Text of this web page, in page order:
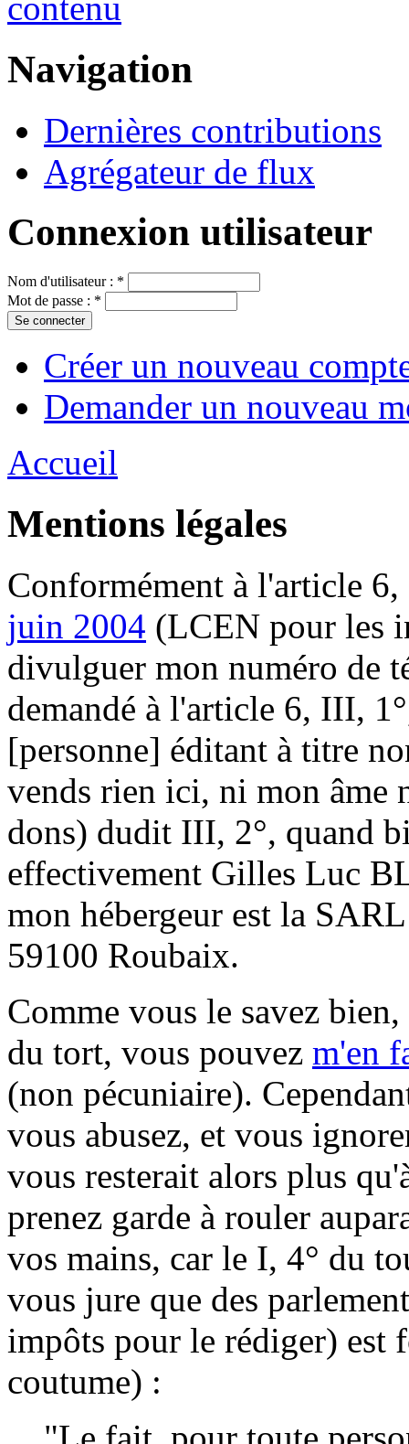
Navigation
Dernières contributions
Agrégateur de flux
Connexion utilisateur
Nom d'utilisateur : *
Mot de passe : *
Créer un nouveau
Demander un nouveau
Accueil
Mentions légales
Conformément à l'article
juin 2004 (LCEN pour les
divulguer mon numéro de
demandé à l'article 6, III,
[personne] éditant à titre
vends rien ici, ni mon âme
dons) dudit III, 2°, quand
effectivement Gilles Luc
mon hébergeur est la
59100 Roubaix.
Comme vous le savez
du tort, vous pouvez m'en
(non pécuniaire).
vous abusez, et vous
vous resterait alors plus
prenez garde à rouler
vos mains, car le I, 4° du
vous jure que des
impôts pour le rédiger) est
coutume) :